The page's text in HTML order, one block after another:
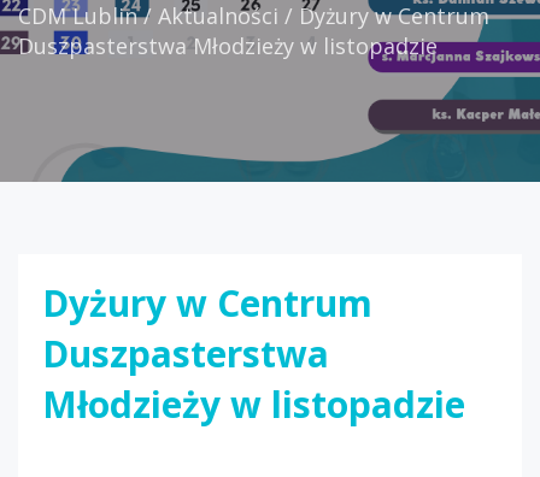
CDM Lublin/ Aktualności / Dyżury w Centrum
Duszpasterstwa Młodzieży w listopadzie
Dyżury w Centrum
Duszpasterstwa
Młodzieży w listopadzie